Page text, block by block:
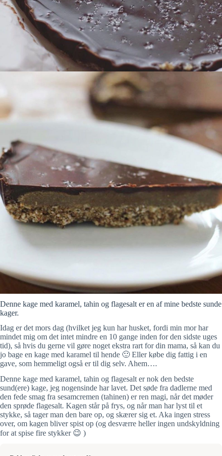
Denne kage med karamel, tahin og flagesalt er en af mine bedste sunde
kager.
Idag er det mors dag (hvilket jeg kun har husket, fordi min mor har
mindet mig om det intet mindre en 10 gange inden for den sidste uges
tid), så hvis du gerne vil gøre noget ekstra rart for din mama, så kan du
jo bage en kage med karamel til hende 🙂 Eller købe dig fattig i en
gave, som hemmeligt også er til dig selv. Ahem….
Denne kage med karamel, tahin og flagesalt er nok den bedste
sund(ere) kage, jeg nogensinde har lavet. Det søde fra dadlerne med
den fede smag fra sesamcremen (tahinen) er ren magi, når det møder
den sprøde flagesalt. Kagen står på frys, og når man har lyst til et
stykke, så tager man den bare op, og skærer sig et. Aka ingen stress
over, om kagen bliver spist op (og desværre heller ingen undskyldning
for at spise fire stykker 😉 )